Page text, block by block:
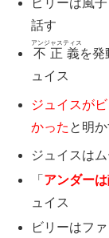
ビリーは風
話す
不正義
アンジャスティス
を発
ュイス
ジュイスが
かった と明
ジュイスは
「 アンダー
ュイス
ビリーはフ